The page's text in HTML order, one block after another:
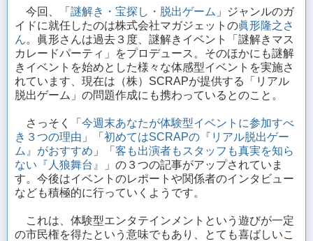
今回、「 謎解き・宝探し・脱出ゲーム 」ジャンルのガ
イドに就任したのは株式会社マガジェットの眞形隆之さ
ん。眞形さんは過去３度、謎解きイベント「謎解きマス
カレードパーティ」をプロデュース。そのほかにも謎解
きイベントを始めとした様々な体感型イベントを実施さ
れています、現在は（株）SCRAPが提供する「リアル
脱出ゲーム」の問題作成にも携わっているとのこと。
さっそく「 今週末あなたが体験型イベントに参加すべ
き３つの理由 」「 初めてはSCRAPの『リアル脱出ゲー
ム』がおすすめ 」「 客も出演者もスタッフも真実を知ら
ない『人狼舞台』
」の３つの記事がアップされていま
す。今後はイベントのレポートや関係者のインタビュー
なども積極的に行っていくようです。
これは、体験型エンタテインメントという遊びが一定
の市民権を得たという意味でもあり、とても喜ばしいこ